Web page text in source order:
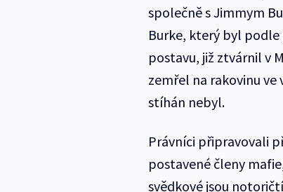
společně s Jimmym
Burke, který byl
postavu, již ztvárnil v
zemřel na rakovinu ve
stíhán nebyl.
Právníci připravovali
postavené členy
svědkové jsou